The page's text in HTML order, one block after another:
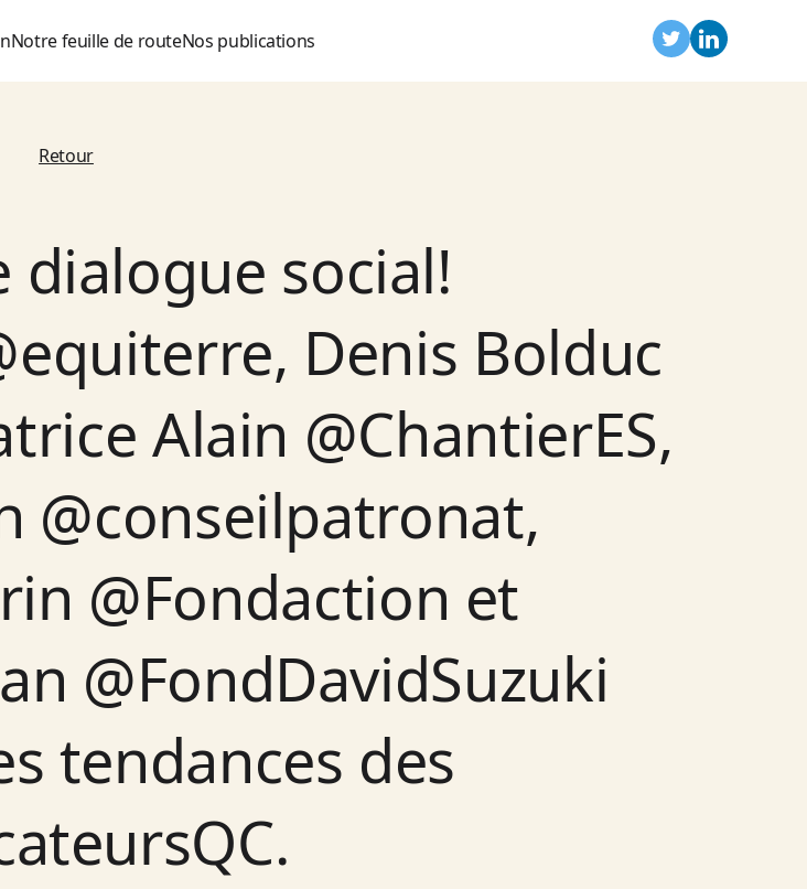
Notre feuille de routeNos publications
Retour
dialogue social!
Denis Bolduc
Alain @ChantierES,
@conseilpatronat,
@Fondaction et
@FondDavidSuzuki
tendances des